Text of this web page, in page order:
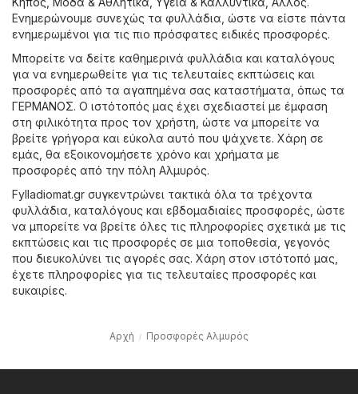
Ενημερώνουμε συνεχώς τα φυλλάδια, ώστε να είστε πάντα
ενημερωμένοι για τις πιο πρόσφατες ειδικές προσφορές.
Μπορείτε να δείτε καθημερινά φυλλάδια και καταλόγους
για να ενημερωθείτε για τις τελευταίες εκπτώσεις και
προσφορές από τα αγαπημένα σας καταστήματα, όπως τα
ΓΕΡΜΑΝΟΣ. Ο ιστότοπός μας έχει σχεδιαστεί με έμφαση
στη φιλικότητα προς τον χρήστη, ώστε να μπορείτε να
βρείτε γρήγορα και εύκολα αυτό που ψάχνετε. Χάρη σε
εμάς, θα εξοικονομήσετε χρόνο και χρήματα με
προσφορές από την πόλη Αλμυρός.
Fylladiomat.gr συγκεντρώνει τακτικά όλα τα τρέχοντα
φυλλάδια, καταλόγους και εβδομαδιαίες προσφορές, ώστε
να μπορείτε να βρείτε όλες τις πληροφορίες σχετικά με τις
εκπτώσεις και τις προσφορές σε μια τοποθεσία, γεγονός
που διευκολύνει τις αγορές σας. Χάρη στον ιστότοπό μας,
έχετε πληροφορίες για τις τελευταίες προσφορές και
ευκαιρίες.
Αρχή Προσφορές Αλμυρός